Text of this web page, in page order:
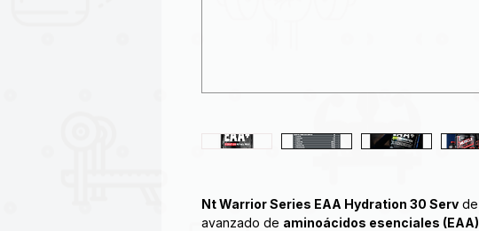
Nt Warrior Series EAA Hydration 30 Serv de
avanzado de aminoácidos esenciales (EAA)